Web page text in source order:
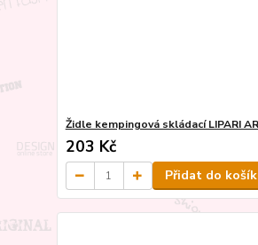
Židle kempingová skládací LIPARI
203 Kč
Přidat do